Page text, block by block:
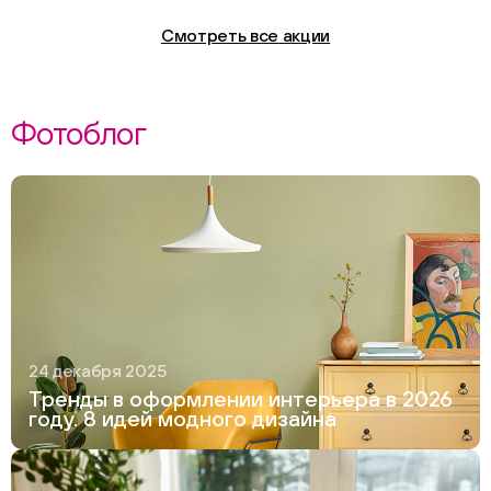
Смотреть все акции
Фотоблог
24 декабря 2025
Тренды в оформлении интерьера в 2026
году. 8 идей модного дизайна